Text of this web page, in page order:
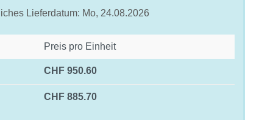
Lieferdatum: Mo, 24.08.2026
Preis pro Einheit
CHF 950.60
CHF 885.70